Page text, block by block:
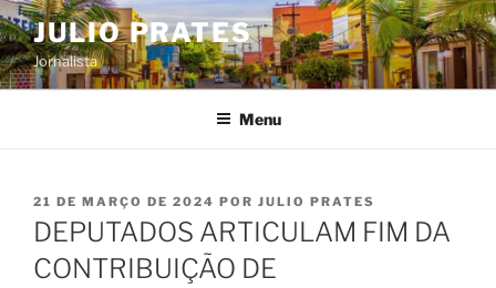
Pular
para
o
conteúdo
JULIO PRATES
Jornalista
Menu
PUBLICADO
EM
21 DE MARÇO DE 2024 POR JULIO PRATES
DEPUTADOS ARTICULAM FIM DA
CONTRIBUIÇÃO DE